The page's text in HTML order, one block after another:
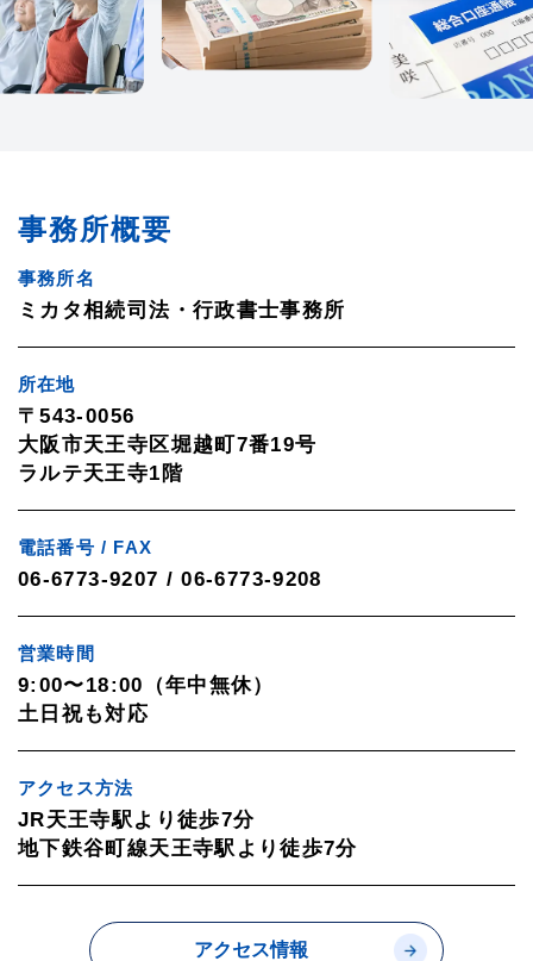
事務所概要
事務所名
ミカタ相続司法・行政書士事務所
所在地
〒543-0056
大阪市天王寺区堀越町7番19号
ラルテ天王寺1階
電話番号 / FAX
06-6773-9207 / 06-6773-9208
営業時間
9:00〜18:00（年中無休）
土日祝も対応
アクセス方法
JR天王寺駅より徒歩7分
地下鉄谷町線天王寺駅より徒歩7分
アクセス情報